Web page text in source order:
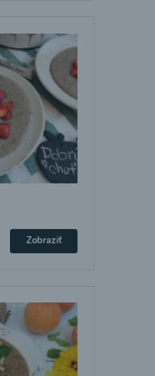
Zobraziť